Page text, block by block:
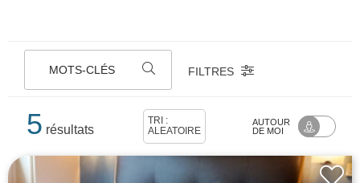
MOTS-CLÉS FILTRES
5 résultats
TRI :
ALÉATOIRE
AUTOUR
DE MOI